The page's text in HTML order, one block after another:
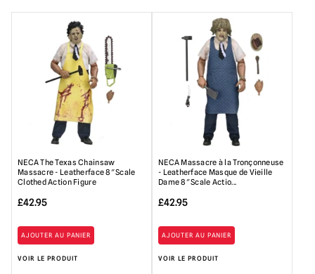
NECA The Texas Chainsaw
Massacre - Leatherface 8″ Scale
Clothed Action Figure
£42.95
AJOUTER AU PANIER
VOIR LE PRODUIT
NECA Massacre à la Tronçonneuse
- Leatherface Masque de Vieille
Dame 8″ Scale Actio...
£42.95
AJOUTER AU PANIER
VOIR LE PRODUIT